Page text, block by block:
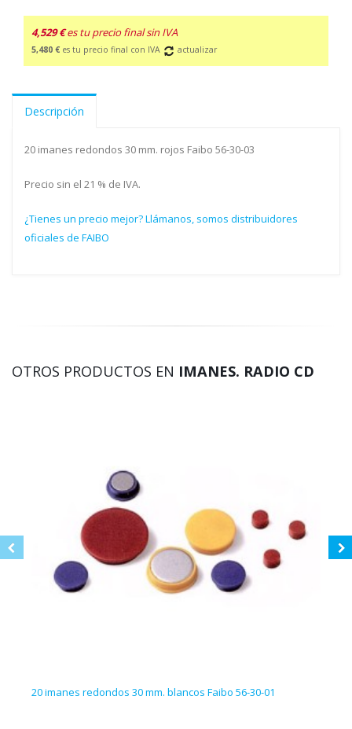
4,529 € es tu precio final sin IVA
5,480 € es tu precio final con IVA actualizar
Descripción
20 imanes redondos 30 mm. rojos Faibo 56-30-03
Precio sin el 21 % de IVA.
¿Tienes un precio mejor? Llámanos, somos distribuidores
oficiales de FAIBO
OTROS PRODUCTOS EN IMANES. RADIO CD
20 imanes redondos 30 mm. blancos Faibo 56-30-01